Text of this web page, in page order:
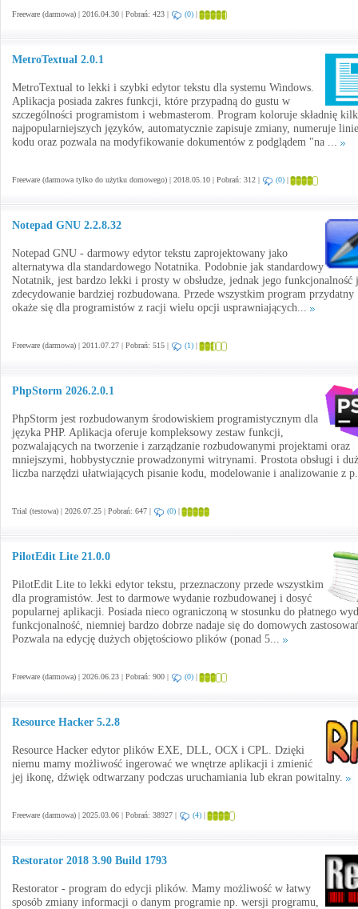
Freeware (darmowa) | 2016.04.30 | Pobrań: 423 | (0) |
MetroTextual 2.0.1
MetroTextual to lekki i szybki edytor tekstu dla systemu Windows.
Aplikacja posiada zakres funkcji, które przypadną do gustu w
szczególności programistom i webmasterom. Program koloruje składnię
najpopularniejszych języków, automatycznie zapisuje zmiany, numeruje linie
kodu oraz pozwala na modyfikowanie dokumentów z podglądem "na ...
Freeware (darmowa tylko do użytku domowego) | 2018.05.10 | Pobrań: 312 | (0) |
Notepad GNU 2.2.8.32
Notepad GNU - darmowy edytor tekstu zaprojektowany jako
alternatywa dla standardowego Notatnika. Podobnie jak standardowy
Notatnik, jest bardzo lekki i prosty w obsłudze, jednak jego funkcjonalność
zdecydowanie bardziej rozbudowana. Przede wszystkim program przydatny
okaże się dla programistów z racji wielu opcji usprawniających...
Freeware (darmowa) | 2011.07.27 | Pobrań: 515 | (1) |
PhpStorm 2026.2.0.1
PhpStorm jest rozbudowanym środowiskiem programistycznym dla
języka PHP. Aplikacja oferuje kompleksowy zestaw funkcji,
pozwalających na tworzenie i zarządzanie rozbudowanymi projektami oraz
mniejszymi, hobbystycznie prowadzonymi witrynami. Prostota obsługi i
liczba narzędzi ułatwiających pisanie kodu, modelowanie i analizowanie z
Trial (testowa) | 2026.07.25 | Pobrań: 647 | (0) |
PilotEdit Lite 21.0.0
PilotEdit Lite to lekki edytor tekstu, przeznaczony przede wszystkim
dla programistów. Jest to darmowe wydanie rozbudowanej i dosyć
popularnej aplikacji. Posiada nieco ograniczoną w stosunku do płatnego
funkcjonalność, niemniej bardzo dobrze nadaje się do domowych
Pozwala na edycję dużych objętościowo plików (ponad 5...
Freeware (darmowa) | 2026.06.23 | Pobrań: 900 | (0) |
Resource Hacker 5.2.8
Resource Hacker edytor plików EXE, DLL, OCX i CPL. Dzięki
niemu mamy możliwość ingerować we wnętrze aplikacji i zmienić
jej ikonę, dźwięk odtwarzany podczas uruchamiania lub ekran powitalny.
Freeware (darmowa) | 2025.03.06 | Pobrań: 38927 | (4) |
Restorator 2018 3.90 Build 1793
Restorator - program do edycji plików. Mamy możliwość w łatwy
sposób zmiany informacji o danym programie np. wersji programu,